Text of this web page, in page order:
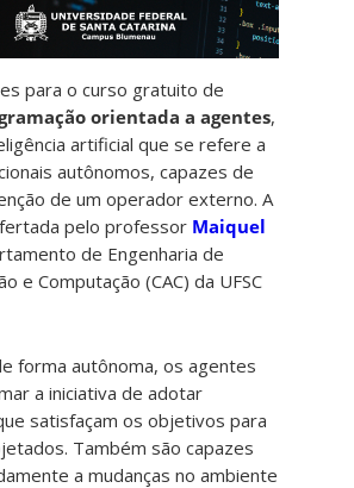
para o curso gratuito de
orientada a agentes,
artificial que se refere a
autônomos, capazes de
de um operador externo. A
pelo professor Maiquel
de Engenharia de
e Computação (CAC) da UFSC
forma autônoma, os agentes
a iniciativa de adotar
satisfaçam os objetivos para
Também são capazes
a mudanças no ambiente